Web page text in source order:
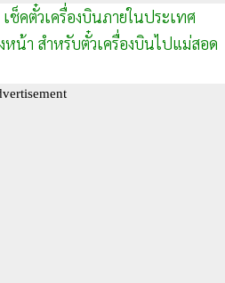
ช็คตั๋วเครื่องบินภายในประเทศ
หน้า สำหรับตั๋วเครื่องบินไปแม่สอด